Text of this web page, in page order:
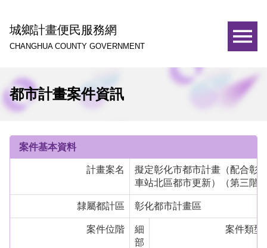
城鄉計畫便民服務網
CHANGHUA COUNTY GOVERNMENT
都市計畫案件資訊
案件基本資料
計畫案名
擬定彰化市都市計畫（配合彰
車站北區都市更新）（第三階
隸屬都計區 彰化都市計畫區
案件位階
細
部
案件類型